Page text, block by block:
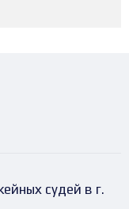
судей в г.